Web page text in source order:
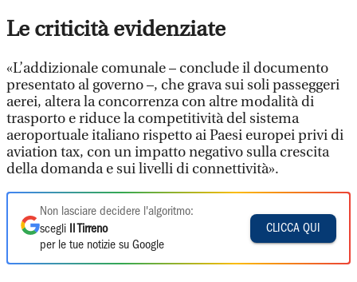
Le criticità evidenziate
«L’addizionale comunale – conclude il documento
presentato al governo –, che grava sui soli passeggeri
aerei, altera la concorrenza con altre modalità di
trasporto e riduce la competitività del sistema
aeroportuale italiano rispetto ai Paesi europei privi di
aviation tax, con un impatto negativo sulla crescita
della domanda e sui livelli di connettività».
Non lasciare decidere l'algoritmo:
scegli
Il Tirreno
per le tue notizie su Google
CLICCA QUI